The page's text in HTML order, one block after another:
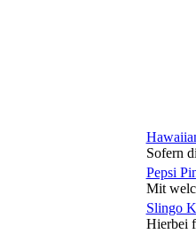
Sofern
Pepsi
Mit
Slingo
Hierbei